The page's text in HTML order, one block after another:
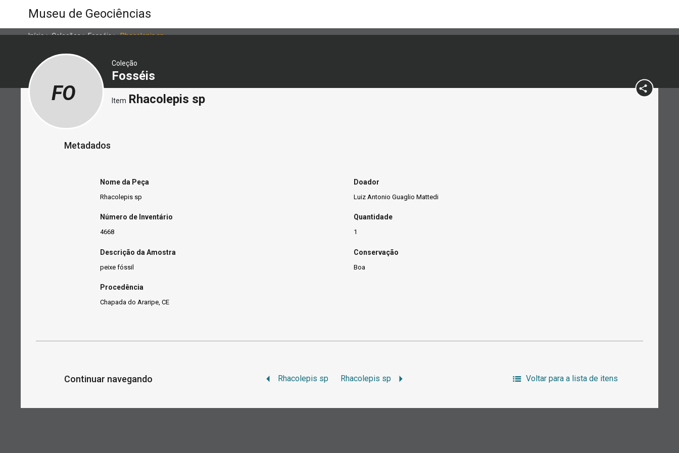
Museu de Geociências
Início>Coleções>Fosséis>Rhacolepis sp
Coleção
Fosséis
FO Item Rhacolepis sp
Metadados
Nome da Peça
Rhacolepis sp
Número de Inventário
4668
Descrição da Amostra
peixe fóssil
Procedência
Chapada do Araripe, CE
Doador
Luiz Antonio Guaglio Mattedi
Quantidade
1
Conservação
Boa
Continuar navegando Rhacolepis sp Rhacolepis sp Voltar para a lista de itens